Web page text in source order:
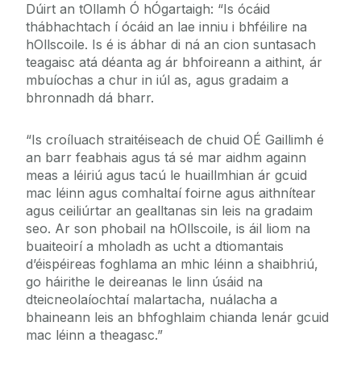
Dúirt an tOllamh Ó hÓgartaigh: “Is ócáid
thábhachtach í ócáid an lae inniu i bhféilire na
hOllscoile. Is é is ábhar di ná an cion suntasach
teagaisc atá déanta ag ár bhfoireann a aithint, ár
mbuíochas a chur in iúl as, agus gradaim a
bhronnadh dá bharr.
“Is croíluach straitéiseach de chuid OÉ Gaillimh é
an barr feabhais agus tá sé mar aidhm againn
meas a léiriú agus tacú le huaillmhian ár gcuid
mac léinn agus comhaltaí foirne agus aithnítear
agus ceiliúrtar an gealltanas sin leis na gradaim
seo. Ar son phobail na hOllscoile, is áil liom na
buaiteoirí a mholadh as ucht a dtiomantais
d’éispéireas foghlama an mhic léinn a shaibhriú,
go háirithe le deireanas le linn úsáid na
dteicneolaíochtaí malartacha, nuálacha a
bhaineann leis an bhfoghlaim chianda lenár gcuid
mac léinn a theagasc.”